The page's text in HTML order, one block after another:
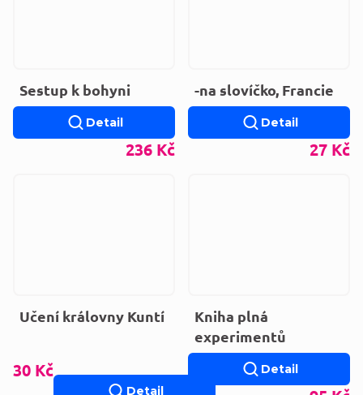
Sestup k bohyni
236 Kč
Detail
-na slovíčko, Francie
27 Kč
Detail
Učení královny Kuntí
30 Kč
Detail
Kniha plná
experimentů
Detail